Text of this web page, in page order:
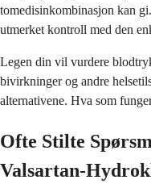
tomedisinkombinasjon kan
utmerket kontroll med den
Legen din vil vurdere
bivirkninger og andre
alternativene. Hva som
Ofte Stilte
Valsartan-